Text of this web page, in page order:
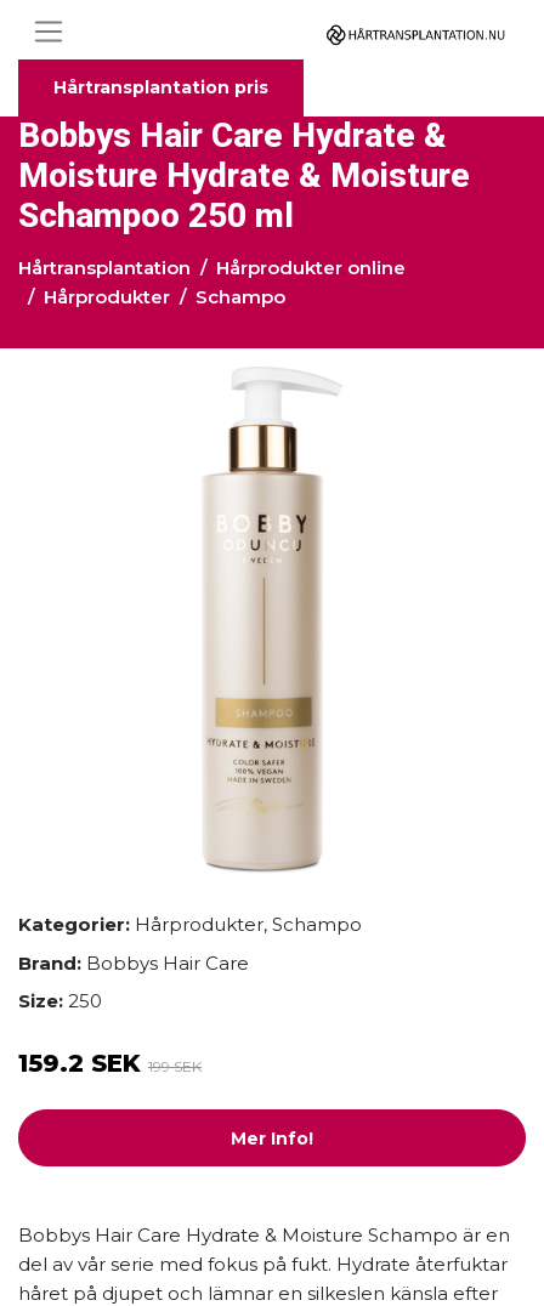
Hårtransplantation pris
Bobbys Hair Care Hydrate &
Moisture Hydrate & Moisture
Schampoo 250 ml
Hårtransplantation
Hårprodukter online
Hårprodukter
Schampo
Kategorier: Hårprodukter, Schampo
Brand: Bobbys Hair Care
Size: 250
159.2 SEK 199 SEK
Mer Info!
Bobbys Hair Care Hydrate & Moisture Schampo är en
del av vår serie med fokus på fukt. Hydrate återfuktar
håret på djupet och lämnar en silkeslen känsla efter